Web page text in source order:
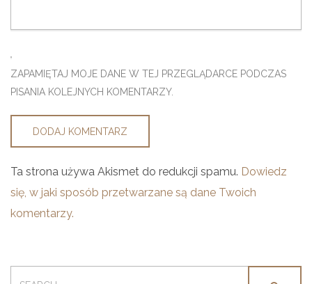
ZAPAMIĘTAJ MOJE DANE W TEJ PRZEGLĄDARCE PODCZAS
PISANIA KOLEJNYCH KOMENTARZY.
Ta strona używa Akismet do redukcji spamu. Dowiedz
się, w jaki sposób przetwarzane są dane Twoich
komentarzy.